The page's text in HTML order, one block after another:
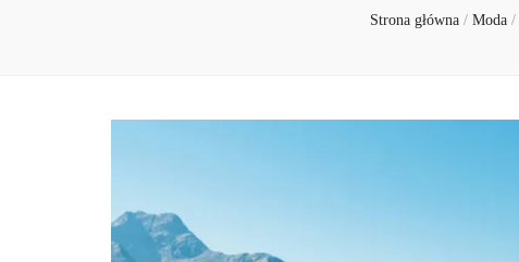
Strona główna / Moda /